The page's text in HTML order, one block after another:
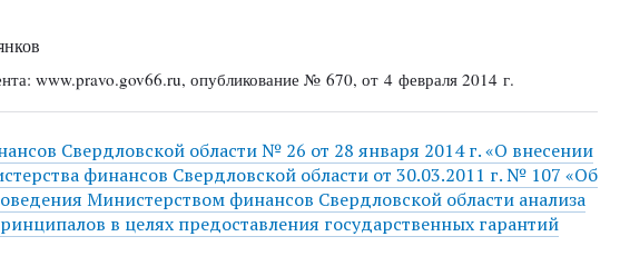
www.pravo.gov66.ru, опубликование № 670, от 4 февраля 2014 г.
Свердловской области № 26 от 28 января 2014 г. «О внесении
финансов Свердловской области от 30.03.2011 г. № 107 «Об
Министерством финансов Свердловской области анализа
в целях предоставления государственных гарантий